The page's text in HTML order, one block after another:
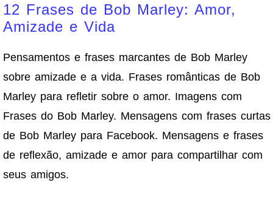
12 Frases de Bob Marley: Amor,
Amizade e Vida
Pensamentos e frases marcantes de Bob Marley
sobre amizade e a vida. Frases românticas de Bob
Marley para refletir sobre o amor. Imagens com
Frases do Bob Marley. Mensagens com frases curtas
de Bob Marley para Facebook. Mensagens e frases
de reflexão, amizade e amor para compartilhar com
seus amigos.